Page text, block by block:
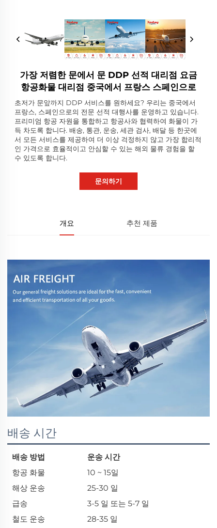
가장 저렴한 문에서 문 DDP 선적 대리점 요금
항공화물 대리점 중국에서 프랑스 스페인으로
초저가 문앞까지 DDP 서비스를 원하세요? 우리는 중국에서
프랑스, 스페인으로의 전문 선적 대행사를 운영하고 있습니다.
프리미엄 항공 자원을 통합하고 항공사와 협력하여 화물이 가
득 차도록 합니다. 배송, 통관, 운송, 세관 검사, 배달 등 한곳에
서 모든 서비스를 제공하여 더 이상 걱정하지 않고 가장 합리적
인 가격으로 효율적이고 안심할 수 있는 해외 물류 경험을 할
수 있도록 합니다.
문의하기
개요 추천 제품
배송 시간
배송 방법
운송 시간
항공 화물
10 ~ 15일
해상 운송
25-30 일
급송
3-5 일 또는 5-7 일
철도 운송
28-35 일